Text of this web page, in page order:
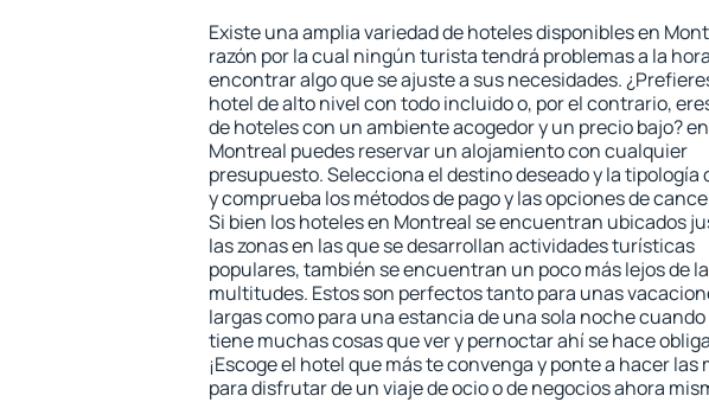
Existe una amplia variedad de hoteles disponibles en
razón por la cual ningún turista tendrá problemas a la
encontrar algo que se ajuste a sus necesidades.
hotel de alto nivel con todo incluido o, por el contrario,
de hoteles con un ambiente acogedor y un precio bajo? en
Montreal puedes reservar un alojamiento con cualquier
presupuesto. Selecciona el destino deseado y la tipología
y comprueba los métodos de pago y las opciones de
Si bien los hoteles en Montreal se encuentran ubicados
las zonas en las que se desarrollan actividades turísticas
populares, también se encuentran un poco más lejos de
multitudes. Estos son perfectos tanto para unas
largas como para una estancia de una sola noche cuando
tiene muchas cosas que ver y pernoctar ahí se hace
¡Escoge el hotel que más te convenga y ponte a hacer las
para disfrutar de un viaje de ocio o de negocios ahora